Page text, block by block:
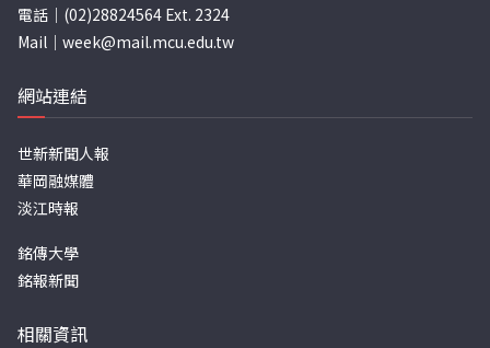
電話｜(02)28824564 Ext. 2324
Mail｜ week@mail.mcu.edu.tw
網站連結
世新新聞人報
華岡融媒體
淡江時報
銘傳大學
銘報新聞
相關資訊